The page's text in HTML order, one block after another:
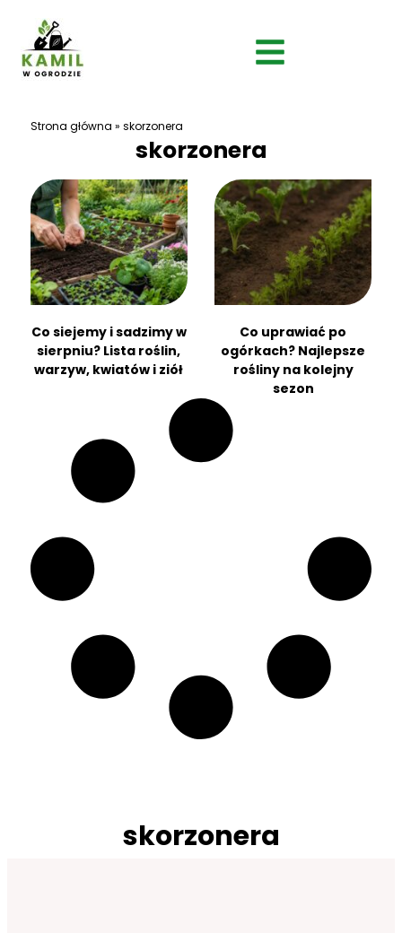
Strona główna » skorzonera
skorzonera
Co siejemy i sadzimy w
sierpniu? Lista roślin,
warzyw, kwiatów i ziół
Co uprawiać po
ogórkach? Najlepsze
rośliny na kolejny
sezon
skorzonera